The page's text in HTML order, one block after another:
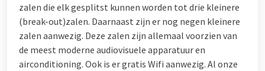
zalen die elk gesplitst kunnen worden tot drie kleinere
(break-out)zalen. Daarnaast zijn er nog negen kleinere
zalen aanwezig. Deze zalen zijn allemaal voorzien van
de meest moderne audiovisuele apparatuur en
airconditioning. Ook is er gratis Wifi aanwezig. Al onze